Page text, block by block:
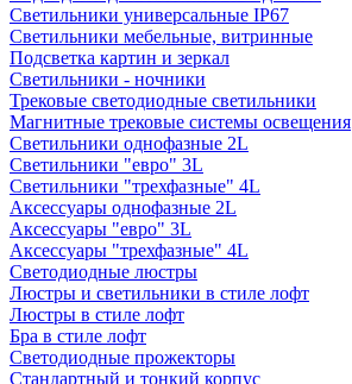
Светильники универсальные IP67
Светильники мебельные, витринные
Подсветка картин и зеркал
Светильники - ночники
Трековые светодиодные светильники
Магнитные трековые системы освещения
Светильники однофазные 2L
Светильники "евро" 3L
Светильники "трехфазные" 4L
Аксессуары однофазные 2L
Аксессуары "евро" 3L
Аксессуары "трехфазные" 4L
Светодиодные люстры
Люстры и светильники в стиле лофт
Люстры в стиле лофт
Бра в стиле лофт
Светодиодные прожекторы
Стандартный и тонкий корпус